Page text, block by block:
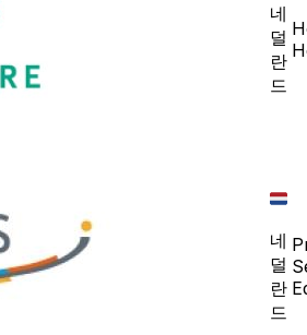
네
덜
란
드
네
덜
란
드